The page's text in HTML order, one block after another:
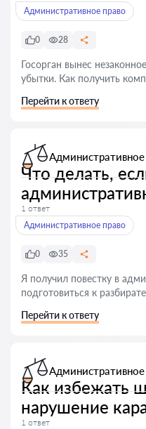
Административное право
0 28
Госорган вынес
убытки. Как получить
Перейти к ответу
Административное
Что делать,
1 ответ
Административное право
0 35
Я получил повестку в
подготовиться к
Перейти к ответу
Административное
Как избежать
нарушение
1 ответ